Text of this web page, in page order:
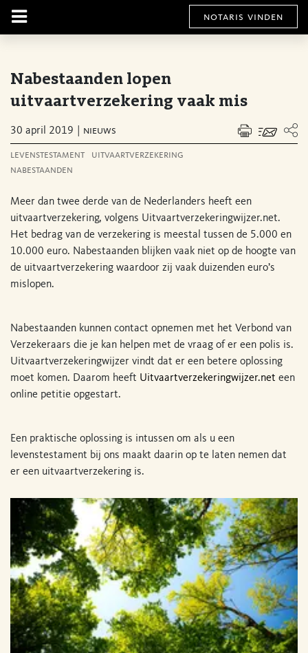
notaris vinden
Nabestaanden lopen
uitvaartverzekering vaak mis
30 april 2019 nieuws
levenstestament
uitvaartverzekering
nabestaanden
Meer dan twee derde van de Nederlanders heeft een
uitvaartverzekering, volgens Uitvaartverzekeringwijzer.net.
Het bedrag van de verzekering is meestal tussen de 5.000 en
10.000 euro. Nabestaanden blijken vaak niet op de hoogte van
de uitvaartverzekering waardoor zij vaak duizenden euro’s
mislopen.
Nabestaanden kunnen contact opnemen met het Verbond van
Verzekeraars die je kan helpen met de vraag of er een polis is.
Uitvaartverzekeringwijzer vindt dat er een betere oplossing
moet komen. Daarom heeft Uitvaartverzekeringwijzer.net een
online petitie opgestart.
Een praktische oplossing is intussen om als u een
levenstestament bij ons maakt daarin op te laten nemen dat
er een uitvaartverzekering is.